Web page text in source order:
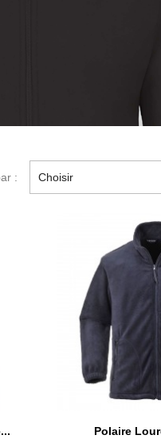
: Choisir

Polaire